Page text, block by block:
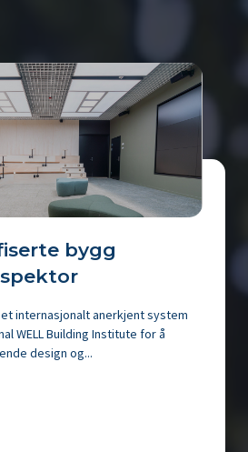
bygg
internasjonalt anerkjent system
WELL Building Institute for å
design og...